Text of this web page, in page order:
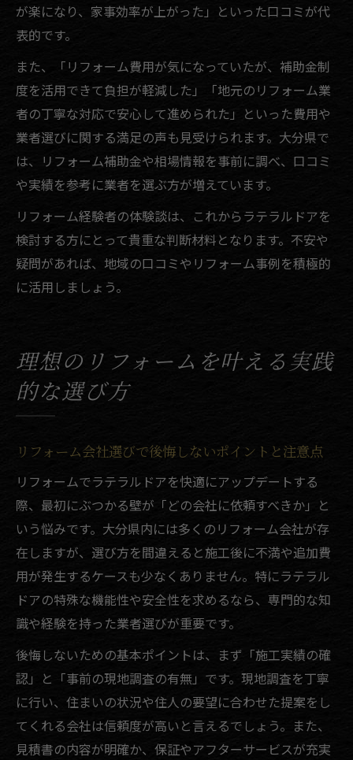
が楽になり、家事効率が上がった」といった口コミが代
表的です。
また、「リフォーム費用が気になっていたが、補助金制
度を活用できて負担が軽減した」「地元のリフォーム業
者の丁寧な対応で安心して進められた」といった費用や
業者選びに関する満足の声も見受けられます。大分県で
は、リフォーム補助金や相場情報を事前に調べ、口コミ
や実績を参考に業者を選ぶ方が増えています。
リフォーム経験者の体験談は、これからラテラルドアを
検討する方にとって貴重な判断材料となります。不安や
疑問があれば、地域の口コミやリフォーム事例を積極的
に活用しましょう。
理想のリフォームを叶える実践
的な選び方
リフォーム会社選びで後悔しないポイントと注意点
リフォームでラテラルドアを快適にアップデートする
際、最初にぶつかる壁が「どの会社に依頼すべきか」と
いう悩みです。大分県内には多くのリフォーム会社が存
在しますが、選び方を間違えると施工後に不満や追加費
用が発生するケースも少なくありません。特にラテラル
ドアの特殊な機能性や安全性を求めるなら、専門的な知
識や経験を持った業者選びが重要です。
後悔しないための基本ポイントは、まず「施工実績の確
認」と「事前の現地調査の有無」です。現地調査を丁寧
に行い、住まいの状況や住人の要望に合わせた提案をし
てくれる会社は信頼度が高いと言えるでしょう。また、
見積書の内容が明確か、保証やアフターサービスが充実